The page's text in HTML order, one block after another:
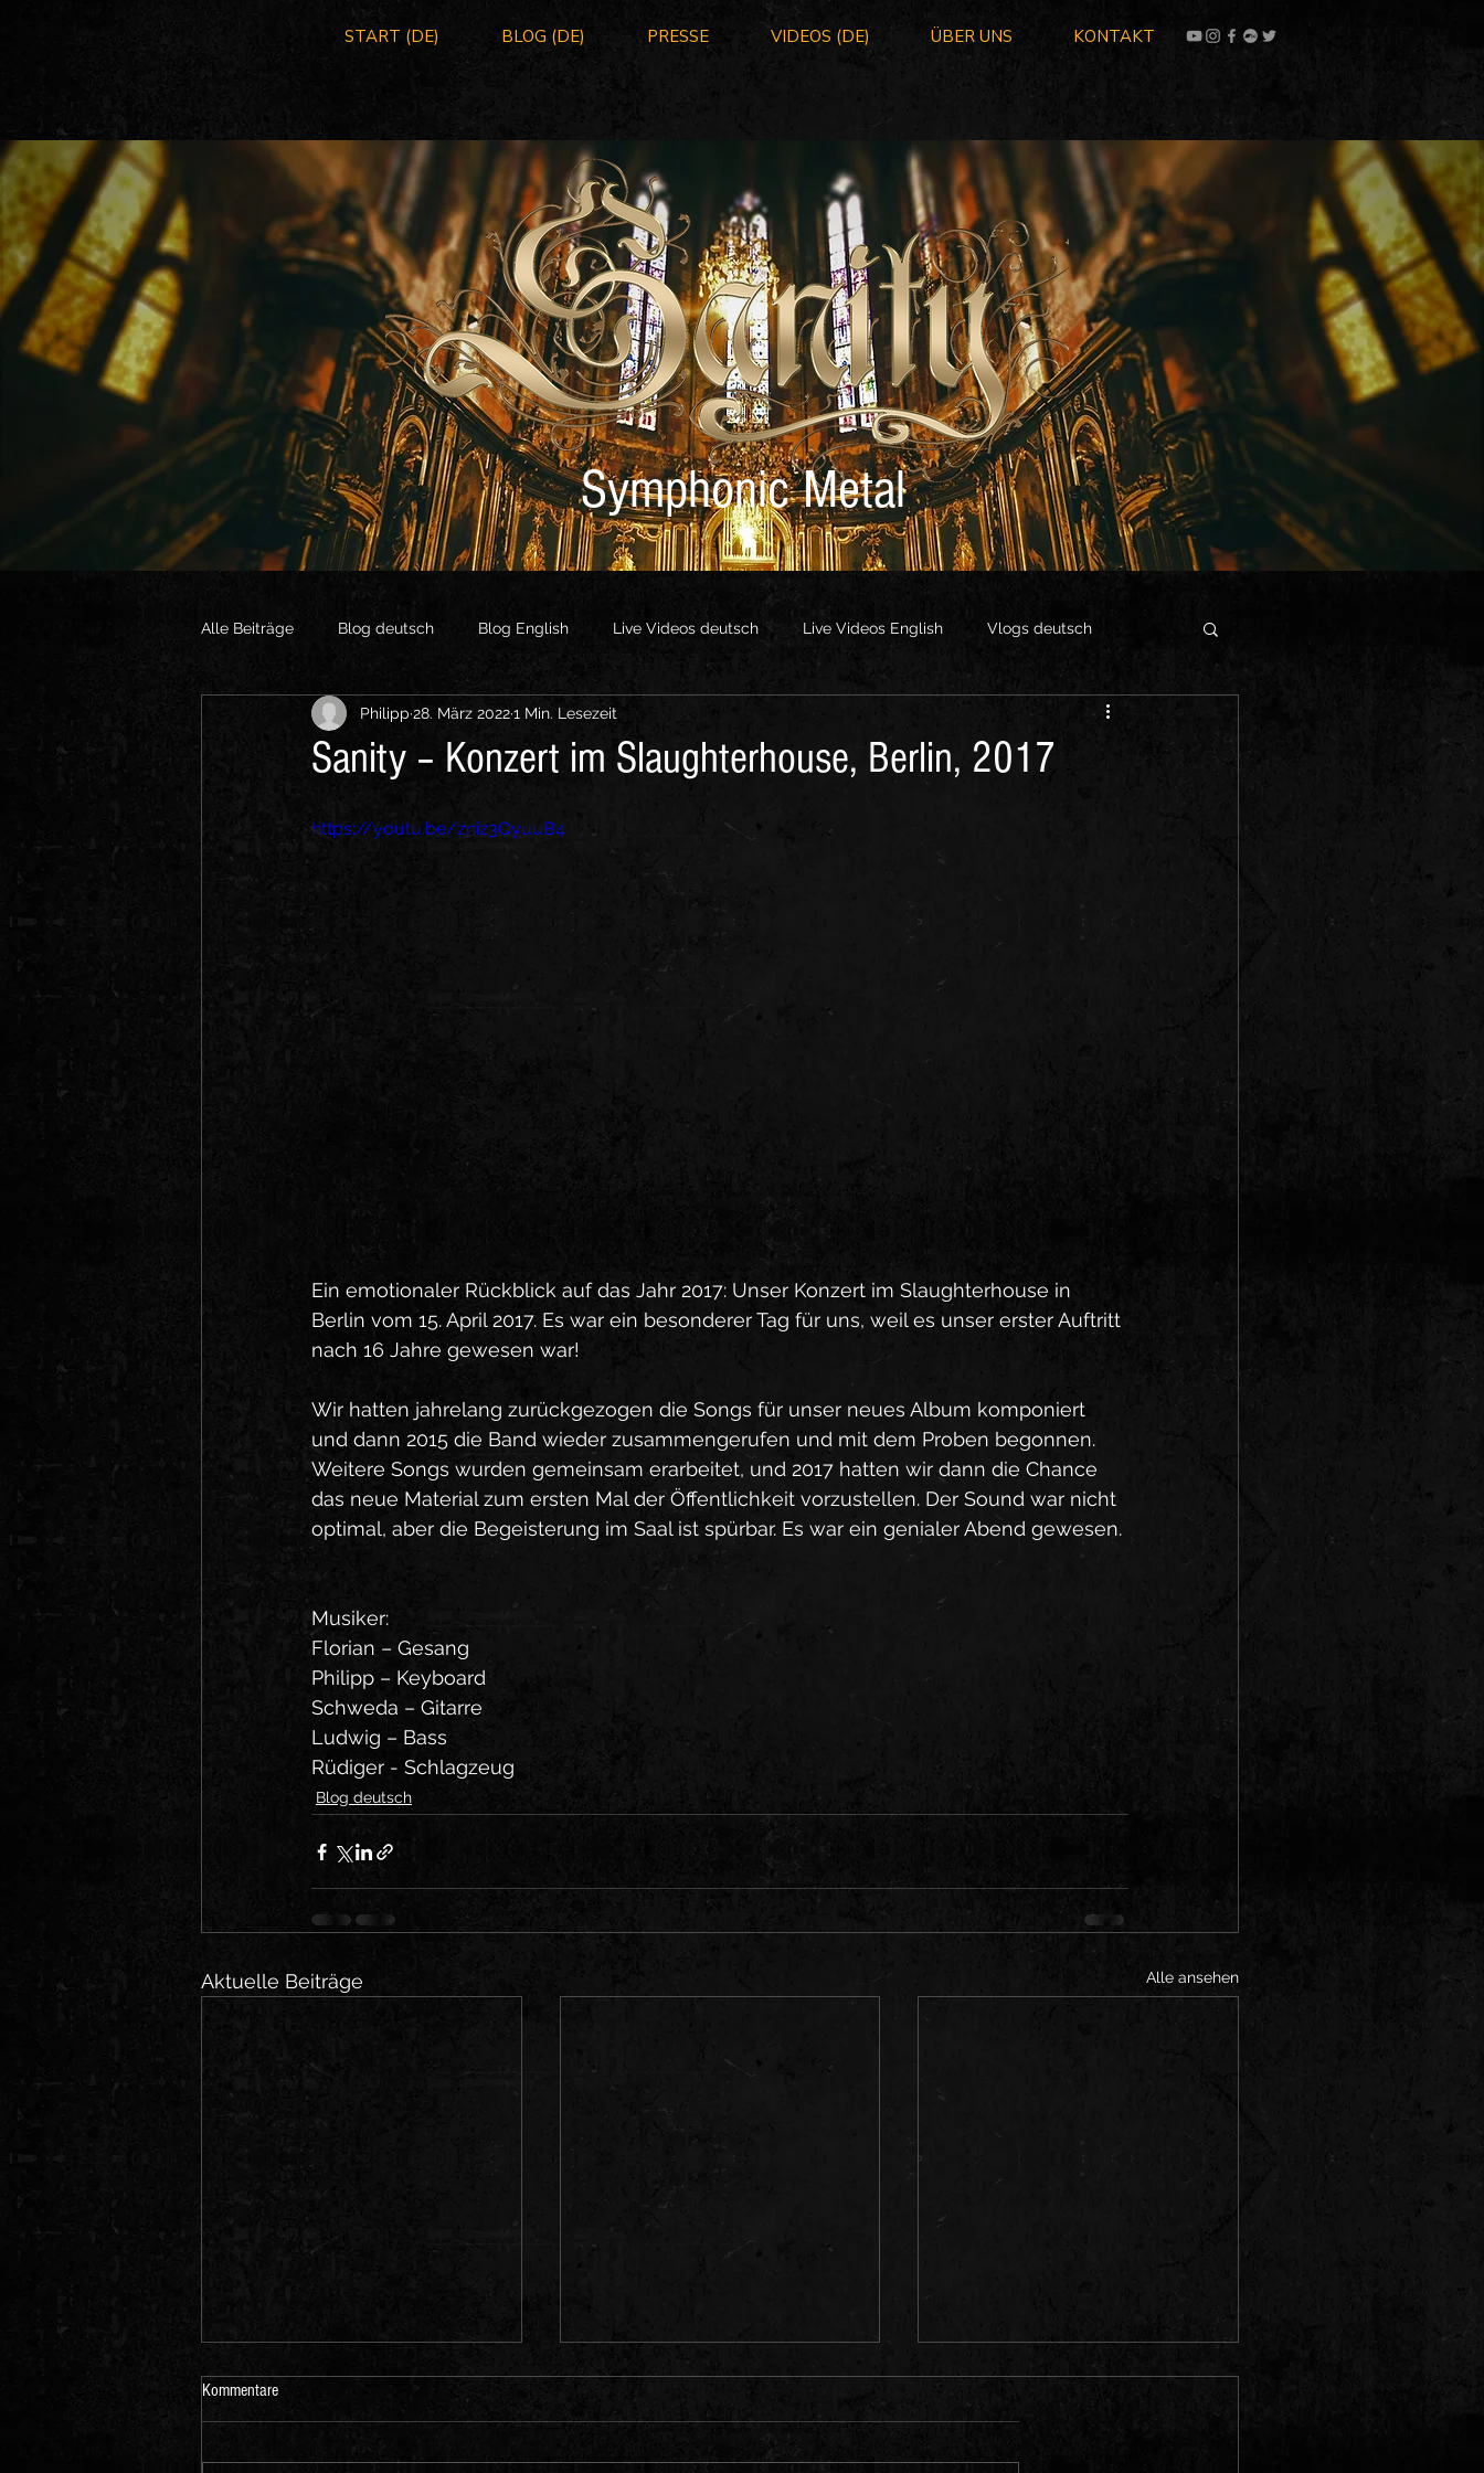
START (DE) BLOG (DE) PRESSE VIDEOS (DE) ÜBER UNS KONTAKT
Symphonic Metal
Alle Beiträge Blog deutsch Blog English Live Videos deutsch Live Videos English Vlogs deutsch
Vlogs English Sonstige Videos Other Videos
Sanity – Konzert im Slaughterhouse, Berlin, 2017
Philipp 28. März 20221 Min. Lesezeit
https://youtu.be/zniz3QyuuB4
Ein emotionaler Rückblick auf das Jahr 2017: Unser Konzert im Slaughterhouse in
Berlin vom 15. April 2017. Es war ein besonderer Tag für uns, weil es unser erster Auftritt
nach 16 Jahre gewesen war!
Wir hatten jahrelang zurückgezogen die Songs für unser neues Album komponiert
und dann 2015 die Band wieder zusammengerufen und mit dem Proben begonnen.
Weitere Songs wurden gemeinsam erarbeitet, und 2017 hatten wir dann die Chance
das neue Material zum ersten Mal der Öffentlichkeit vorzustellen. Der Sound war nicht
optimal, aber die Begeisterung im Saal ist spürbar. Es war ein genialer Abend gewesen.
Musiker:
Florian – Gesang
Philipp – Keyboard
Schweda – Gitarre
Ludwig – Bass
Rüdiger - Schlagzeug
Blog deutsch
Aktuelle Beiträge Alle ansehen
Kommentare